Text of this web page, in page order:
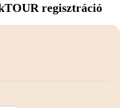
regisztráció